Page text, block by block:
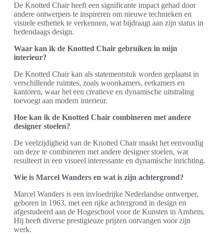
De Knotted Chair heeft een significante impact gehad door
andere ontwerpers te inspireren om nieuwe technieken en
visuele esthetiek te verkennen, wat bijdraagt aan zijn status in
hedendaags design.
Waar kan ik de Knotted Chair gebruiken in mijn
interieur?
De Knotted Chair kan als statementstuk worden geplaatst in
verschillende ruimtes, zoals woonkamers, eetkamers en
kantoren, waar het een creatieve en dynamische uitstraling
toevoegt aan modern interieur.
Hoe kan ik de Knotted Chair combineren met andere
designer stoelen?
De veelzijdigheid van de Knotted Chair maakt het eenvoudig
om deze te combineren met andere designer stoelen, wat
resulteert in een visueel interessante en dynamische inrichting.
Wie is Marcel Wanders en wat is zijn achtergrond?
Marcel Wanders is een invloedrijke Nederlandse ontwerper,
geboren in 1963, met een rijke achtergrond in design en
afgestudeerd aan de Hogeschool voor de Kunsten in Arnhem.
Hij heeft diverse prestigieuze prijzen ontvangen voor zijn
werk.